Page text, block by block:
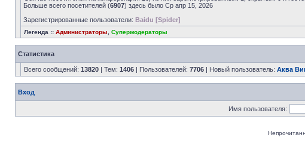
Больше всего посетителей (6907) здесь было Ср апр 15, 2026
Зарегистрированные пользователи: Baidu [Spider]
Легенда :: Администраторы Супермодераторы
Статистика
Всего сообщений: 13820 | Тем: 1406 | Пользователей: 7706 | Новый пользователь: Аква
Вход
Имя пользователя: